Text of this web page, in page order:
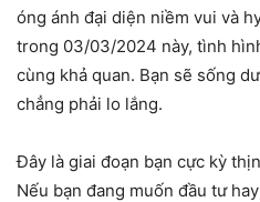
óng ánh đại diện niềm vui và
trong 03/03/2024 này, tình
cùng khả quan. Bạn sẽ sống
chẳng phải lo lắng.
Đây là giai đoạn bạn cực kỳ
Nếu bạn đang muốn đầu tư